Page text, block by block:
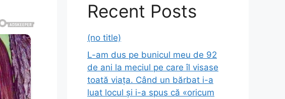
Recent Posts
(no title)
L-am dus pe bunicul meu de 92
de ani la meciul pe care îl visase
toată viața. Când un bărbat i-a
luat locul și i-a spus că «oricum